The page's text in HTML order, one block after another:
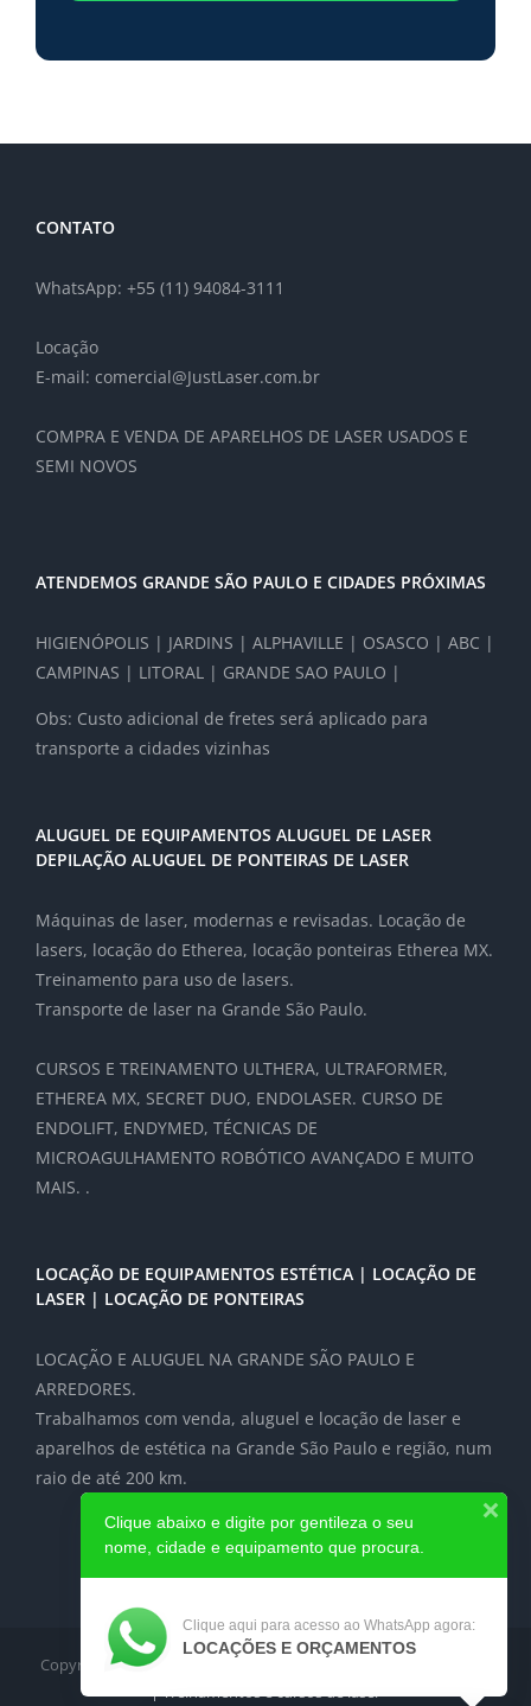
CONTATO
WhatsApp: +55 (11) 94084-3111
Locação
E-mail: comercial@JustLaser.com.br
COMPRA E VENDA DE APARELHOS DE LASER USADOS E
SEMI NOVOS
ATENDEMOS GRANDE SÃO PAULO E CIDADES PRÓXIMAS
HIGIENÓPOLIS | JARDINS | ALPHAVILLE | OSASCO | ABC |
CAMPINAS | LITORAL | GRANDE SAO PAULO |
Obs: Custo adicional de fretes será aplicado para
transporte a cidades vizinhas
ALUGUEL DE EQUIPAMENTOS ALUGUEL DE LASER
DEPILAÇÃO ALUGUEL DE PONTEIRAS DE LASER
Máquinas de laser, modernas e revisadas. Locação de
lasers, locação do Etherea, locação ponteiras Etherea MX.
Treinamento para uso de lasers.
Transporte de laser na Grande São Paulo.
CURSOS E TREINAMENTO ULTHERA, ULTRAFORMER,
ETHEREA MX, SECRET DUO, ENDOLASER. CURSO DE
ENDOLIFT, ENDYMED, TÉCNICAS DE
MICROAGULHAMENTO ROBÓTICO AVANÇADO E MUITO
MAIS. .
LOCAÇÃO DE EQUIPAMENTOS ESTÉTICA | LOCAÇÃO DE
LASER | LOCAÇÃO DE PONTEIRAS
LOCAÇÃO E ALUGUEL NA GRANDE SÃO PAULO E
ARREDORES.
Trabalhamos com venda, aluguel e locação de laser e
aparelhos de estética na Grande São Paulo e região, num
raio de até 200 km.
Copyright 2012-2024
Locação de Laser e equipamentos médicos
| Treinamentos e cursos de laser
Clique abaixo e digite por gentileza o seu
nome, cidade e equipamento que procura.
Clique aqui para acesso ao WhatsApp agora:
LOCAÇÕES E ORÇAMENTOS